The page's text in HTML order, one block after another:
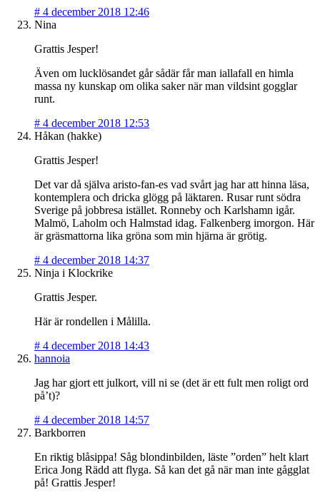
# 4 december 2018 12:46
Nina
Grattis Jesper!
Även om lucklösandet går sådär får man iallafall en himla
massa ny kunskap om olika saker när man vildsint gogglar
runt.
# 4 december 2018 12:53
Håkan (hakke)
Grattis Jesper!
Det var då själva aristo-fan-es vad svårt jag har att hinna läsa,
kontemplera och dricka glögg på läktaren. Rusar runt södra
Sverige på jobbresa istället. Ronneby och Karlshamn igår.
Malmö, Laholm och Halmstad idag. Falkenberg imorgon. Här
är gräsmattorna lika gröna som min hjärna är grötig.
# 4 december 2018 14:37
Ninja i Klockrike
Grattis Jesper.
Här är rondellen i Målilla.
# 4 december 2018 14:43
hannoia
Jag har gjort ett julkort, vill ni se (det är ett fult men roligt ord
på’t)?
# 4 december 2018 14:57
Barkborren
En riktig blåsippa! Såg blondinbilden, läste ”orden” helt klart
Erica Jong Rädd att flyga. Så kan det gå när man inte gågglat
på! Grattis Jesper!